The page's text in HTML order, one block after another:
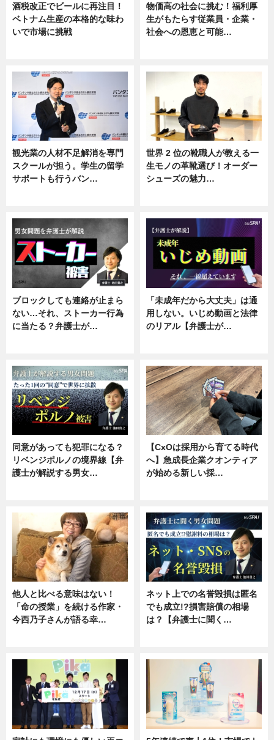
酒税改正でビールに再注目！
ベトナム生産の本格的な味わ
いで市場に挑戦
物価高の社会に挑む！福利厚
生がもたらす従業員・企業・
社会への恩恵と可能…
観光業の人材不足解消を専門
スクールが担う。学生の留学
サポートも行うバン…
世界 2 位の靴職人が教える一
生モノの革靴選び！オーダー
シューズの魅力…
ブロックしても連絡が止まら
ない…それ、ストーカー行為
に当たる？弁護士が…
「未成年だから大丈夫」は通
用しない。いじめ動画と法律
のリアル【弁護士が…
同意があっても犯罪になる？
リベンジポルノの境界線【弁
護士が解説する男女…
【CxOは採用から育てる時代
へ】急成長企業クオンティア
が始める新しい採…
他人と比べる意味はない！
「命の授業」を続ける作家・
今西乃子さんが語る幸…
ネット上での名誉毀損は匿名
でも成立!?損害賠償の相場
は？【弁護士に聞く…